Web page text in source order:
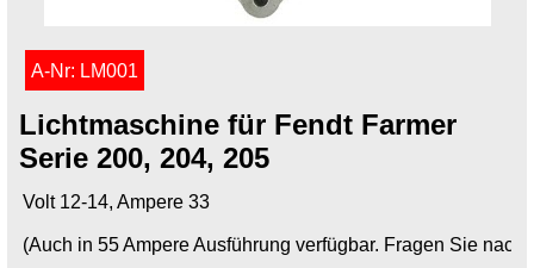
A-Nr: LM001
Lichtmaschine für Fendt Farmer
Serie 200, 204, 205
Volt 12-14, Ampere 33
(Auch in 55 Ampere Ausführung verfügbar. Fragen Sie nach.)